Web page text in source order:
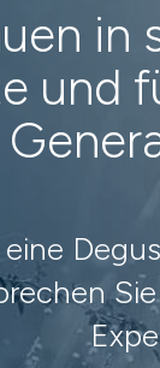
in
und